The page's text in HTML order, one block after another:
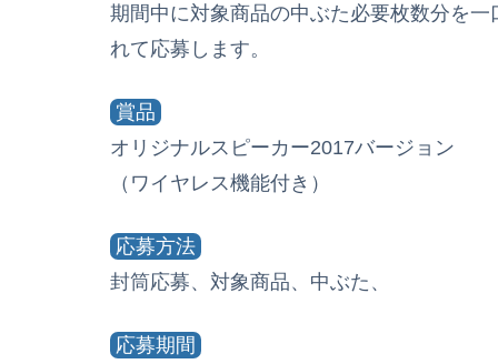
期間中に対象商品の中ぶた必要枚数分を
れて応募します。
賞品
オリジナルスピーカー2017バージョン
（ワイヤレス機能付き）
応募方法
封筒応募、対象商品、中ぶた、
応募期間